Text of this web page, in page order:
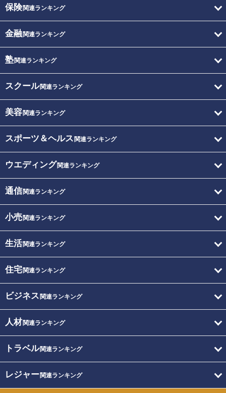
保険関連ランキング
金融関連ランキング
塾関連ランキング
スクール関連ランキング
美容関連ランキング
スポーツ＆ヘルス 関連ランキング
ウエディング関連ランキング
通信関連ランキング
小売関連ランキング
生活関連ランキング
住宅関連ランキング
ビジネス 関連ランキング
人材関連ランキング
トラベル関連ランキング
レジャー関連ランキング